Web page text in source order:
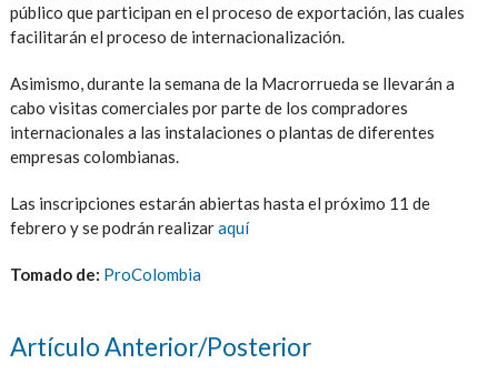
público que participan en el proceso de exportación, las cuales
facilitarán el proceso de internacionalización.
Asimismo, durante la semana de la Macrorrueda se llevarán a
cabo visitas comerciales por parte de los compradores
internacionales a las instalaciones o plantas de diferentes
empresas colombianas.
Las inscripciones estarán abiertas hasta el próximo 11 de
febrero y se podrán realizaraquí
Tomado de: ProColombia
Artículo Anterior/Posterior